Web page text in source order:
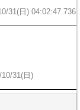
31(日) 04:02:47.736
10/31(日)